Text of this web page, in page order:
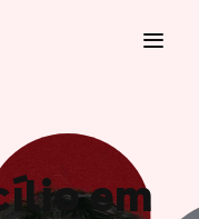
em